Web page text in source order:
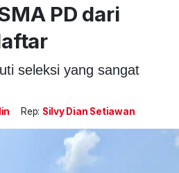
PD dari
seleksi yang sangat
Rep: Silvy Dian Setiawan